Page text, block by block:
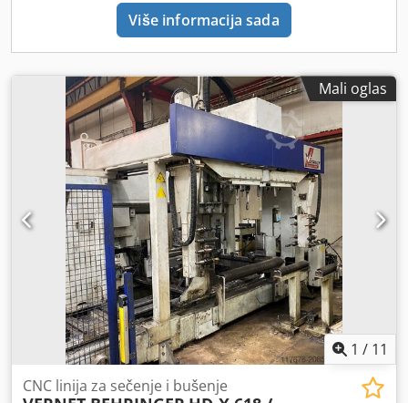
Više informacija sada
Mali oglas
1 / 11
CNC linija za sečenje i bušenje